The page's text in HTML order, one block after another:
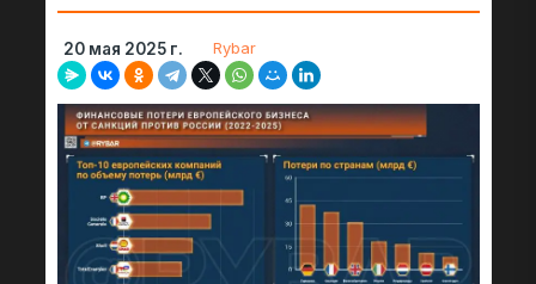
20 мая 2025 г. Rybar